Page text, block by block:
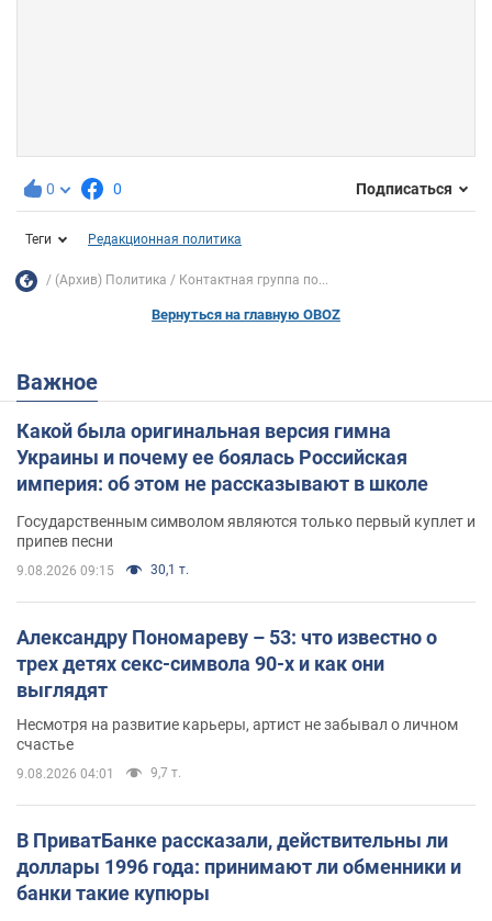
0 0 Подписаться
Теги Редакционная политика
(Архив) Политика Контактная группа по...
Вернуться на главную OBOZ
Важное
Какой была оригинальная версия гимна
Украины и почему ее боялась Российская
империя: об этом не рассказывают в школе
Государственным символом являются только первый куплет и
припев песни
9.08.2026 09:15 30,1 т.
Александру Пономареву – 53: что известно о
трех детях секс-символа 90-х и как они
выглядят
Несмотря на развитие карьеры, артист не забывал о личном
счастье
9.08.2026 04:01 9,7 т.
В ПриватБанке рассказали, действительны ли
доллары 1996 года: принимают ли обменники и
банки такие купюры